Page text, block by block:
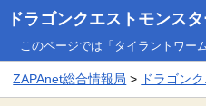
ドラゴンクエストモンス
このページでは「タイラントワー
ZAPAnet総合情報局 > ドラゴン